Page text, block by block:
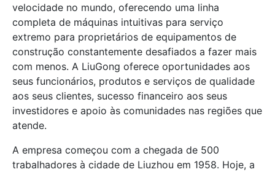
velocidade no mundo, oferecendo uma linha
completa de máquinas intuitivas para serviço
extremo para proprietários de equipamentos de
construção constantemente desafiados a fazer mais
com menos. A LiuGong oferece oportunidades aos
seus funcionários, produtos e serviços de qualidade
aos seus clientes, sucesso financeiro aos seus
investidores e apoio às comunidades nas regiões que
atende.
A empresa começou com a chegada de 500
trabalhadores à cidade de Liuzhou em 1958. Hoje, a